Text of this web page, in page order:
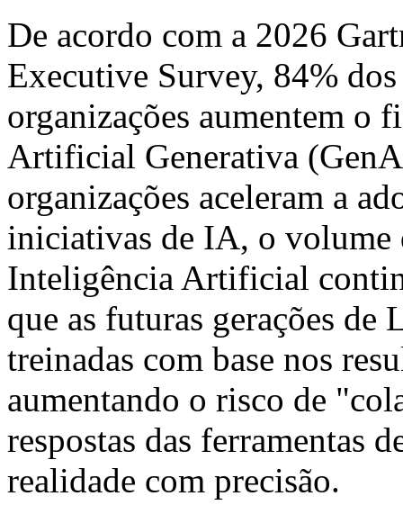
De acordo com a 2026
Executive Survey, 84% dos
organizações aumentem o
Artificial Generativa
organizações aceleram a
iniciativas de IA, o volume
Inteligência Artificial
que as futuras gerações de
treinadas com base nos
aumentando o risco de
respostas das ferramentas
realidade com precisão.